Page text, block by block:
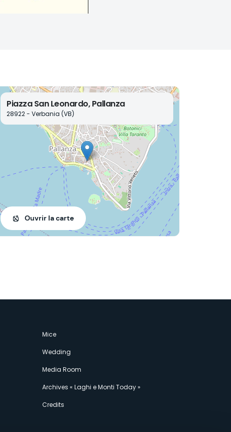
Piazza San Leonardo, Pallanza
28922 - Verbania (VB)
Ouvrir la carte
Mice
Wedding
Media Room
Archives « Laghi e Monti Today »
Credits